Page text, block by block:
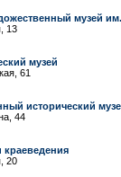
музей
13
музей
61
исторический
44
краеведения
20